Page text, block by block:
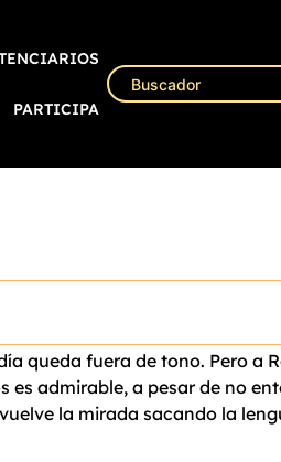
PARTICIPA
queda fuera de tono. Pero a
es admirable, a pesar de no
la mirada sacando la